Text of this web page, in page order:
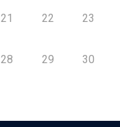
21 22 23
28 29 30